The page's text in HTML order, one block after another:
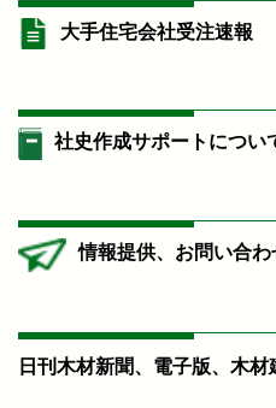
大手住宅会社受注速報
社史作成サポートについ
情報提供、お問い合
日刊木材新聞、電子版、木